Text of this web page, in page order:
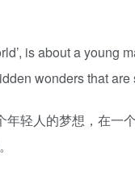
is about a young
wonders that
年轻人的梦想，在